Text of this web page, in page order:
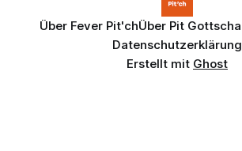
Über Fever Pit'chÜber Pit
Datenschutzerklärung
Erstellt mit Ghost